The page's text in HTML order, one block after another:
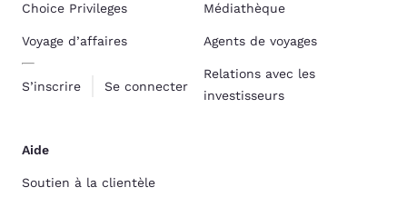
Choice Privileges
Voyage d’affaires
S’inscrire Se connecter
Médiathèque
Agents de voyages
Relations avec les
investisseurs
Aide
Soutien à la clientèle